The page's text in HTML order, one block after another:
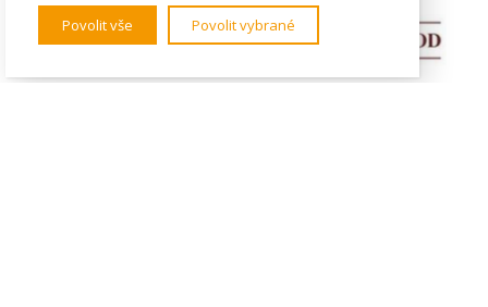
Povolit vše Povolit vybrané